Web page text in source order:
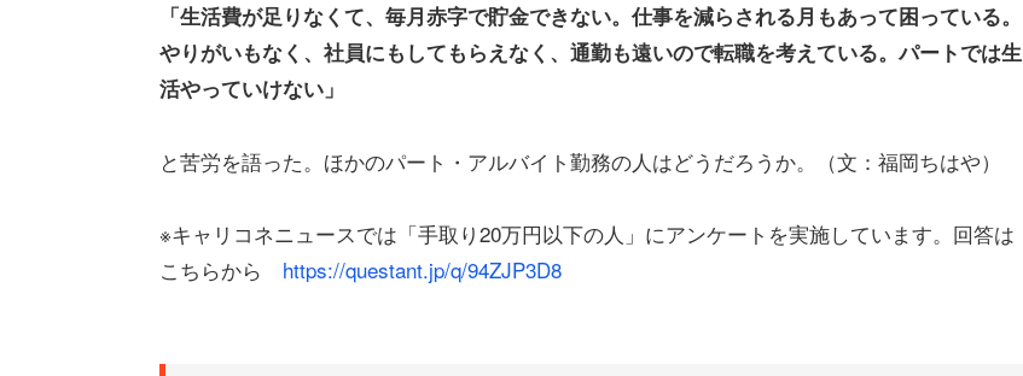
「生活費が足りなくて、毎月赤字で貯金できない。仕事を減らされる月もあって困っている。
やりがいもなく、社員にもしてもらえなく、通勤も遠いので転職を考えている。パートでは生
活やっていけない」
と苦労を語った。ほかのパート・アルバイト勤務の人はどうだろうか。（文：福岡ちはや）
※キャリコネニュースでは「手取り20万円以下の人」にアンケートを実施しています。回答は
こちらから https://questant.jp/q/94ZJP3D8